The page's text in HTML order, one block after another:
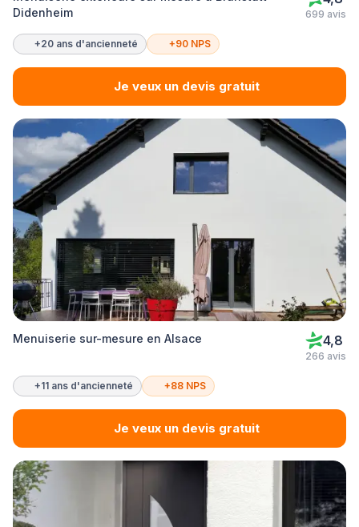
Didenheim
699 avis
+20 ans d'ancienneté +90 NPS
Je veux un devis gratuit
Menuiserie sur-mesure en Alsace 4,8
266 avis
+11 ans d'ancienneté +88 NPS
Je veux un devis gratuit